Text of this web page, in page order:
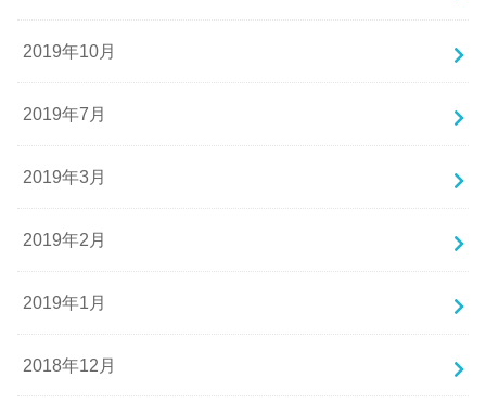
2019年10月
2019年7月
2019年3月
2019年2月
2019年1月
2018年12月